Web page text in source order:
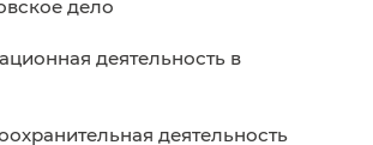
приняли участие в
Победы». Более 70